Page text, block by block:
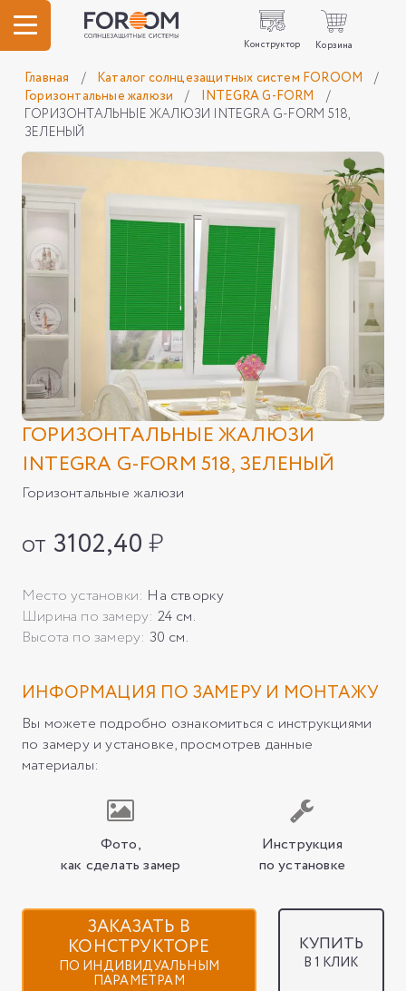
Конструктор Корзина
Главная / Каталог солнцезащитных систем FOROOM
/
Горизонтальные жалюзи
/ INTEGRA G-FORM
/
ГОРИЗОНТАЛЬНЫЕ ЖАЛЮЗИ INTEGRA G-FORM 518,
ЗЕЛЕНЫЙ
ГОРИЗОНТАЛЬНЫЕ ЖАЛЮЗИ
INTEGRA G-FORM 518, ЗЕЛЕНЫЙ
Горизонтальные жалюзи
от 3102,40₽
Место установки: На створку
Ширина по замеру: 24 см.
Высота по замеру: 30 см.
ИНФОРМАЦИЯ ПО ЗАМЕРУ И МОНТАЖУ
Вы можете подробно ознакомиться с инструкциями
по замеру и установке, просмотрев данные
материалы:
Фото,
как сделать замер
Инструкция
по установке
ЗАКАЗАТЬ В
КОНСТРУКТОРЕ
ПО ИНДИВИДУАЛЬНЫМ
ПАРАМЕТРАМ
КУПИТЬ
В 1 КЛИК